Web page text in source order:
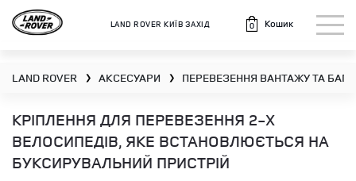
LAND ROVER КИЇВ ЗАХІД 0 Кошик
LAND ROVER ❯ АКСЕСУАРИ ❯ ПЕРЕВЕЗЕННЯ ВАНТАЖУ ТА
КРІПЛЕННЯ ДЛЯ ПЕРЕВЕЗЕННЯ 2-Х
ВЕЛОСИПЕДІВ, ЯКЕ ВСТАНОВЛЮЄТЬСЯ НА
БУКСИРУВАЛЬНИЙ ПРИСТРІЙ